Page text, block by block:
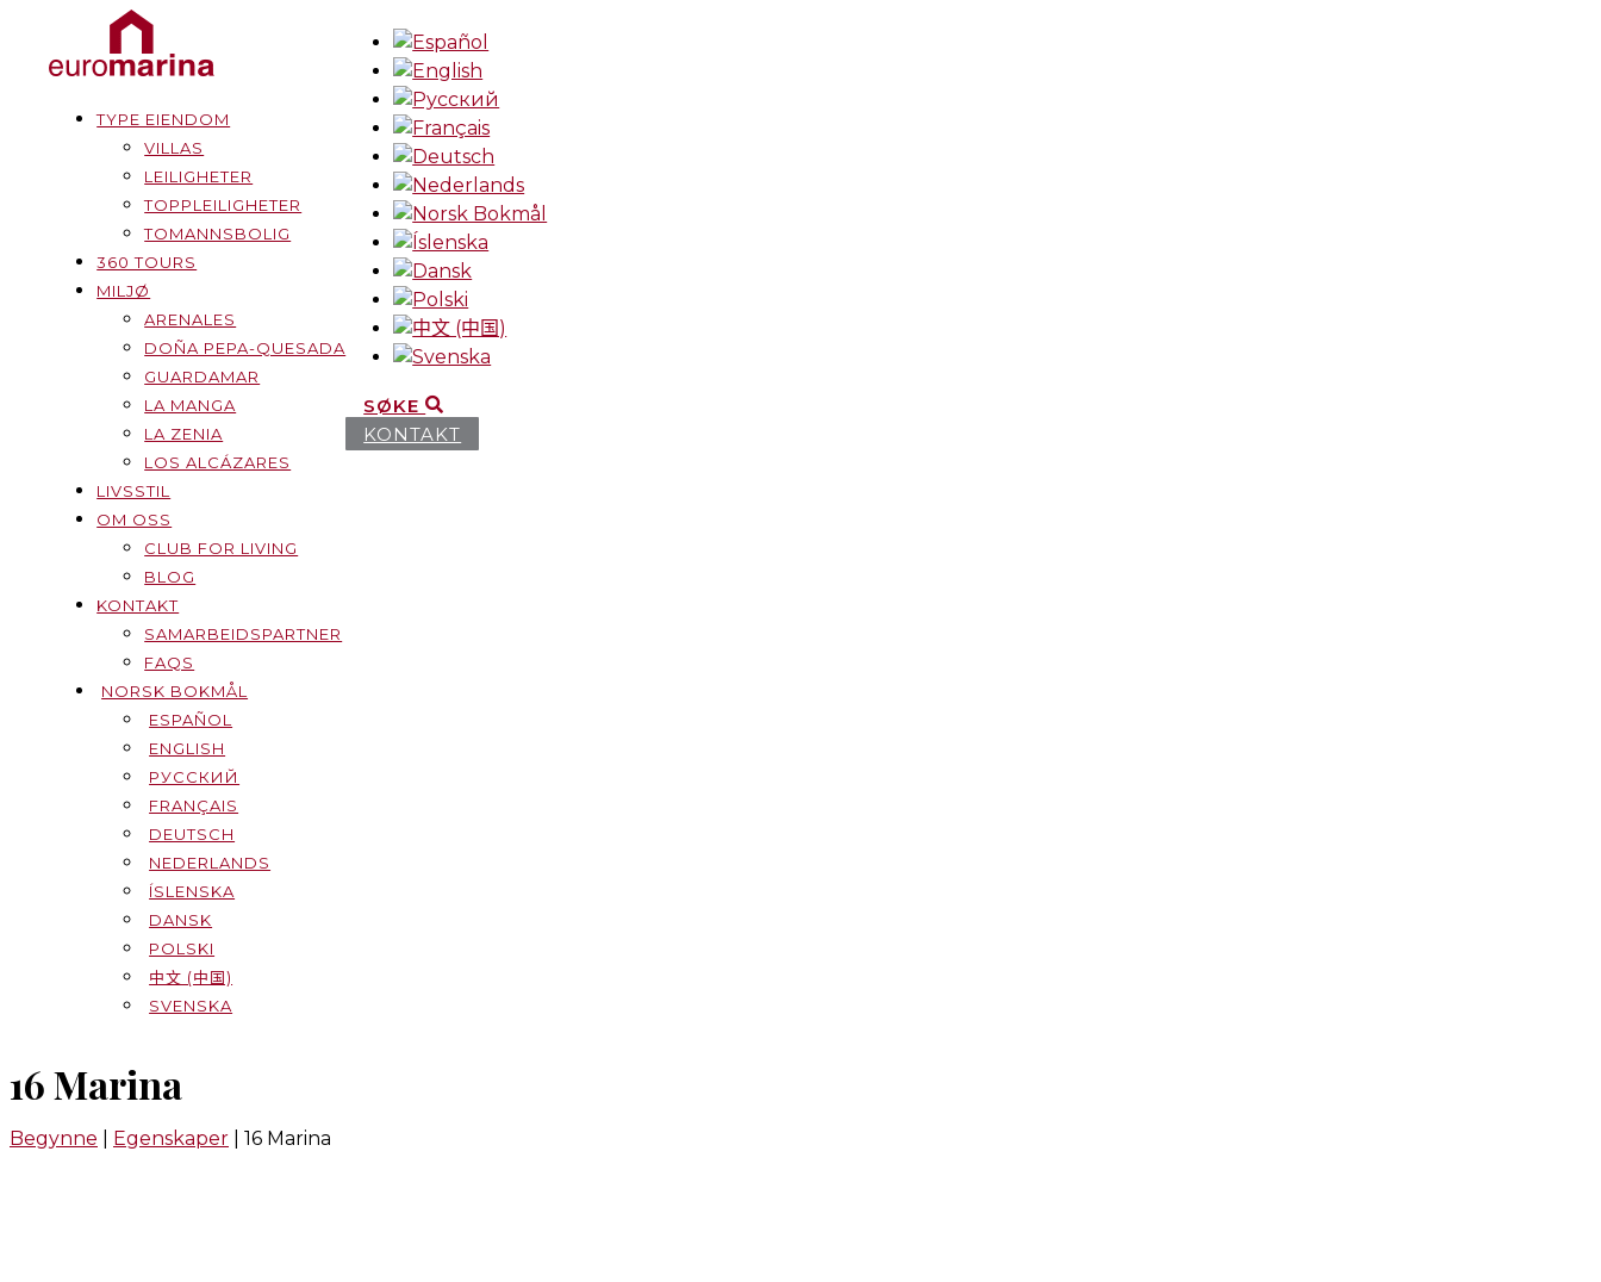
TYPE EIENDOM
VILLAS
LEILIGHETER
TOPPLEILIGHETER
TOMANNSBOLIG
360 TOURS
MILJØ
ARENALES
DOÑA PEPA-QUESADA
GUARDAMAR
LA MANGA
LA ZENIA
LOS ALCÁZARES
LIVSSTIL
OM OSS
CLUB FOR LIVING
BLOG
KONTAKT
SAMARBEIDSPARTNER
FAQS
NORSK BOKMÅL
ESPAÑOL
ENGLISH
РУССКИЙ
FRANÇAIS
DEUTSCH
NEDERLANDS
ÍSLENSKA
DANSK
POLSKI
中文 (中国)
SVENSKA
SØKE
KONTAKT
16 Marina
Begynne Egenskaper 16 Marina